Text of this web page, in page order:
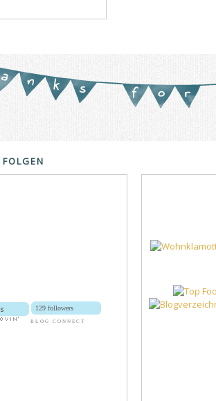
FOLGEN
129 followers
BLOG CONNECT